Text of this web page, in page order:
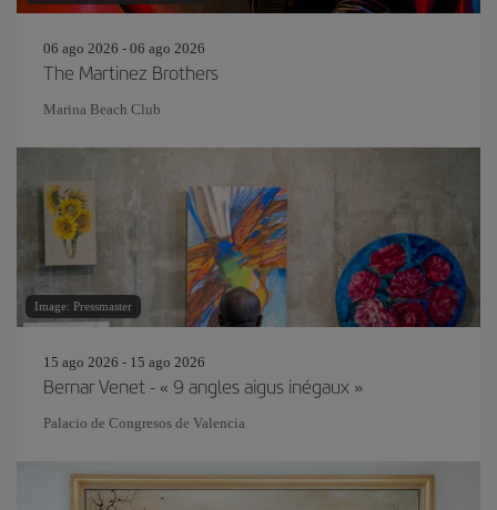
06 ago 2026 - 06 ago 2026
The Martinez Brothers
Marina Beach Club
Image: Pressmaster
15 ago 2026 - 15 ago 2026
Bernar Venet - « 9 angles aigus inégaux »
Palacio de Congresos de Valencia